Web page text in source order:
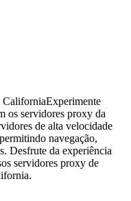
CaliforniaExperimente
os servidores proxy da
de alta velocidade
navegação,
Desfrute da experiência
servidores proxy de